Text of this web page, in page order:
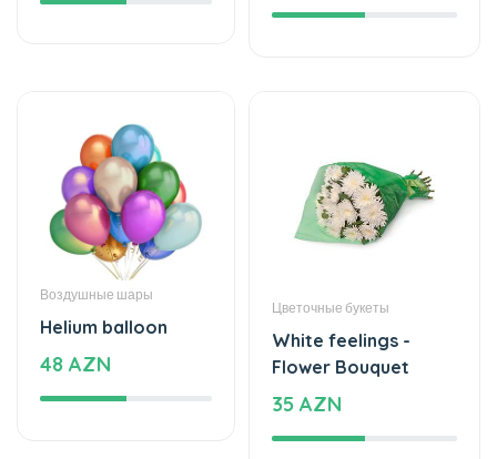
Воздушные шары
Helium balloon
48 AZN
Цветочные букеты
White feelings -
Flower Bouquet
35 AZN